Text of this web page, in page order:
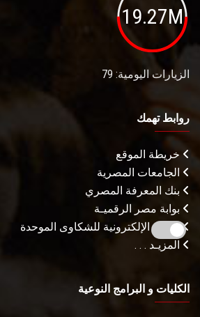
19.27M
الزيارات اليومية: 79
روابط تهمك
خريطة الموقع
الجامعات المصرية
بنك المعرفة المصري
بوابة مصر الرقميـة
البوابة الإلكترونية للشكاوى الموحدة
المزيـد . . .
الكليات و البرامج النوعية